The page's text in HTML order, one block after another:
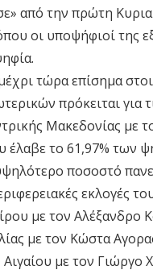
από την πρώτη
οι υποψήφιοί της
τώρα επίσημα
πρόκειται για
Μακεδονίας με
έλαβε το 61,97% των
ποσοστό
εκλογές
με τον Αλέξανδρο
με τον Κώστα
με τον Γιώργο